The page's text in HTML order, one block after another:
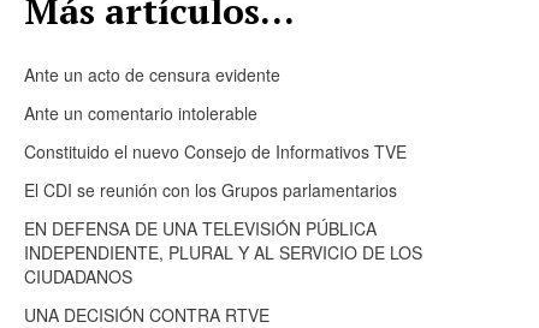
Más artículos...
Ante un acto de censura evidente
Ante un comentario intolerable
Constituido el nuevo Consejo de Informativos TVE
El CDI se reunión con los Grupos parlamentarios
EN DEFENSA DE UNA TELEVISIÓN PÚBLICA
INDEPENDIENTE, PLURAL Y AL SERVICIO DE LOS
CIUDADANOS
UNA DECISIÓN CONTRA RTVE